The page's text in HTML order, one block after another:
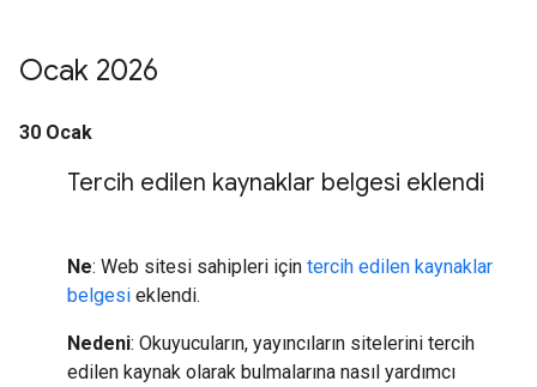
Ocak 2026
30 Ocak
Tercih edilen kaynaklar belgesi eklendi
Ne: Web sitesi sahipleri için tercih edilen kaynaklar
belgesi eklendi.
Nedeni: Okuyucuların, yayıncıların sitelerini tercih
edilen kaynak olarak bulmalarına nasıl yardımcı